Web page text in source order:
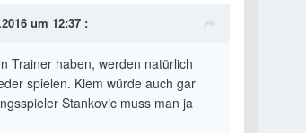
um 12:37 :
Trainer haben, werden natürlich
spielen. Klem würde auch gar
Stankovic muss man ja